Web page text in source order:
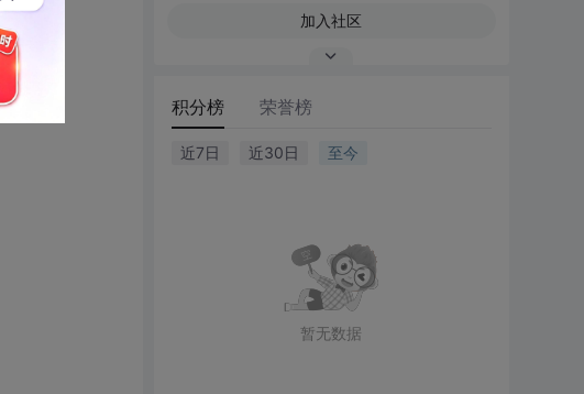
加入社区
积分榜 荣誉榜
近7日 近30日 至今
暂无数据